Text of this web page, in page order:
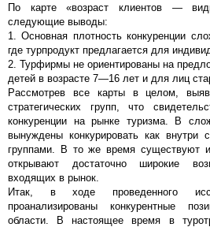
По карте «возраст клиентов —
следующие выводы:
1. Основная плотность конкуренции
где турпродукт предлагается для
2. Турфирмы не ориентированы на
детей в возрасте 7—16 лет и для лиц
Рассмотрев все карты в целом,
стратегических групп, что
конкуренции на рынке туризма. В
вынуждены конкурировать как
группами. В то же время существуют
открывают достаточно широкие
входящих в рынок.
Итак, в ходе проведенного
проанализированы конкурентные
области. В настоящее время в